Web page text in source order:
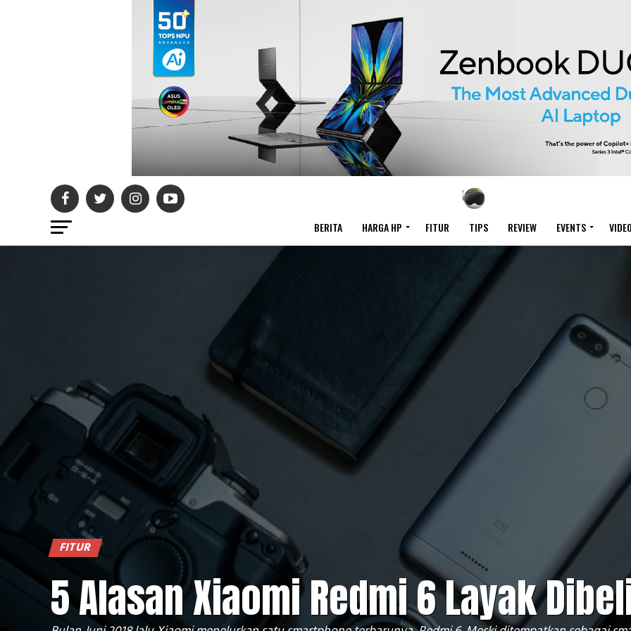
BERITA HARGA HP FITUR TIPS REVIEW EVENTS
FITUR
5 Alasan Xiaomi Redmi 6 Layak